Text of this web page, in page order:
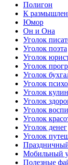
Полигон
К
Юмор
Он и Она
Уголок
Уголок поэта
Уголок
Уголок
Уголок
Уголок
Уголок
Уголок
Уголок
Уголок
Уголок денег
Уголок
Мобильный
Полезные